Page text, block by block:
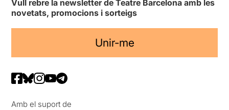
Vull rebre la newsletter de Teatre Barcelona amb les
novetats, promocions i sorteigs
Unir-me
Amb el suport de